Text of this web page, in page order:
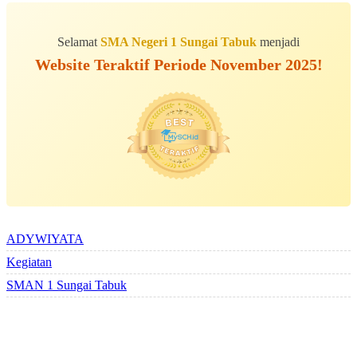
Selamat SMA Negeri 1 Sungai Tabuk menjadi
Website Teraktif Periode November 2025!
ADYWIYATA
Kegiatan
SMAN 1 Sungai Tabuk